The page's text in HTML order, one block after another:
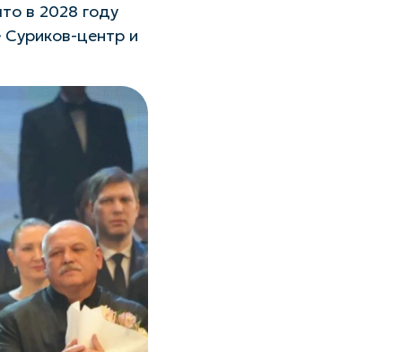
в 2028 году
Суриков-центр и